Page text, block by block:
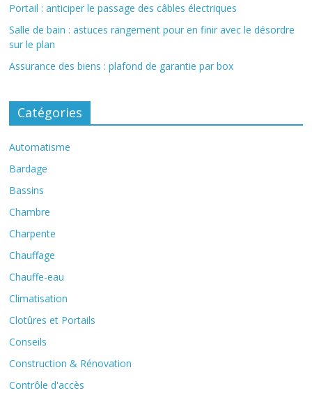
Portail : anticiper le passage des câbles électriques
Salle de bain : astuces rangement pour en finir avec le désordre
sur le plan
Assurance des biens : plafond de garantie par box
Catégories
Automatisme
Bardage
Bassins
Chambre
Charpente
Chauffage
Chauffe-eau
Climatisation
Clotûres et Portails
Conseils
Construction & Rénovation
Contrôle d'accès